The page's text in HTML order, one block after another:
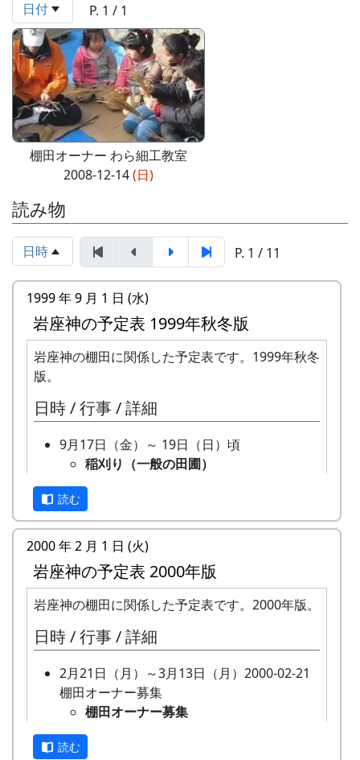
日付 P. 1 / 1
棚田オーナー わら細工教室
2008-12-14(日)
読み物
日時 P. 1 / 11
1999 年 9 月 1 日 (水)
岩座神の予定表 1999年秋冬版
岩座神の棚田に関係した予定表です。1999年秋冬
版。
日時 / 行事 / 詳細
9月17日（金）～ 19日（日）頃
稲刈り（一般の田圃）
そのまま乾燥機に放り込みます。
9月26日（日）
オーナー田の稲刈り
鎌で刈って、稲木（いなき）に掛け
て、天日干しにします。脱穀はもっ
棚田コンサート
吾。
餅つき・野菜即売
10月3日（日）
蕎麦刈り
読む
2000 年 2 月 1 日 (火)
岩座神の予定表 2000年版
岩座神の棚田に関係した予定表です。2000年版。
日時 / 行事 / 詳細
2月21日（月）～3月13日（月）2000-02-21
棚田オーナー募集
棚田オーナー募集
読む